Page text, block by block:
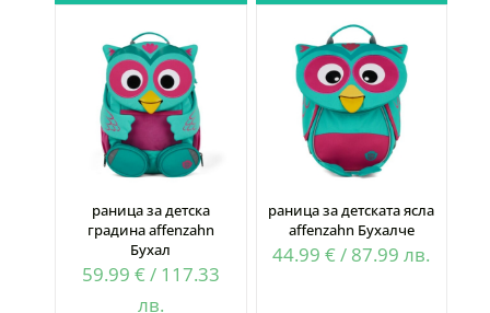
раница за детска
градина affenzahn
Бухал
59.99 € / 117.33
лв.
раница за детската ясла
affenzahn Бухалче
44.99€ / 87.99лв.